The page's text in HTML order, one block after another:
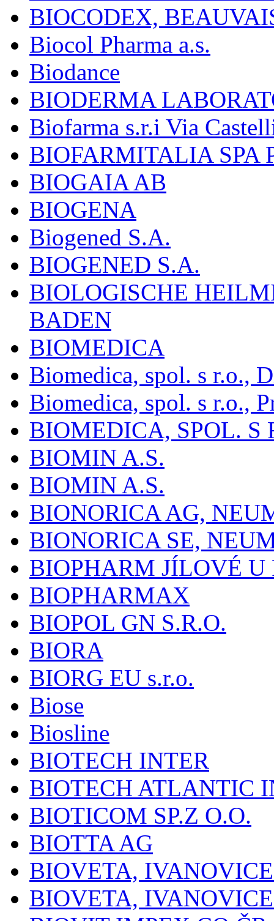
BIOCODEX,
Biocol Pharma a.s.
Biodance
BIODERMA
Biofarma s.r.i Via
BIOFARMITALIA SPA
BIOGAIA AB
BIOGENA
Biogened S.A.
BIOGENED S.A.
BIOLOGISCHE
BADEN
BIOMEDICA
Biomedica, spol. s r.o.,
Biomedica, spol. s r.o.,
BIOMEDICA, SPOL. S
BIOMIN A.S.
BIOMIN A.S.
BIONORICA AG,
BIONORICA SE,
BIOPHARM JÍLOVÉ U
BIOPHARMAX
BIOPOL GN S.R.O.
BIORA
BIORG EU s.r.o.
Biose
Biosline
BIOTECH INTER
BIOTECH ATLANTIC
BIOTICOM SP.Z O.O.
BIOTTA AG
BIOVETA,
BIOVETA,